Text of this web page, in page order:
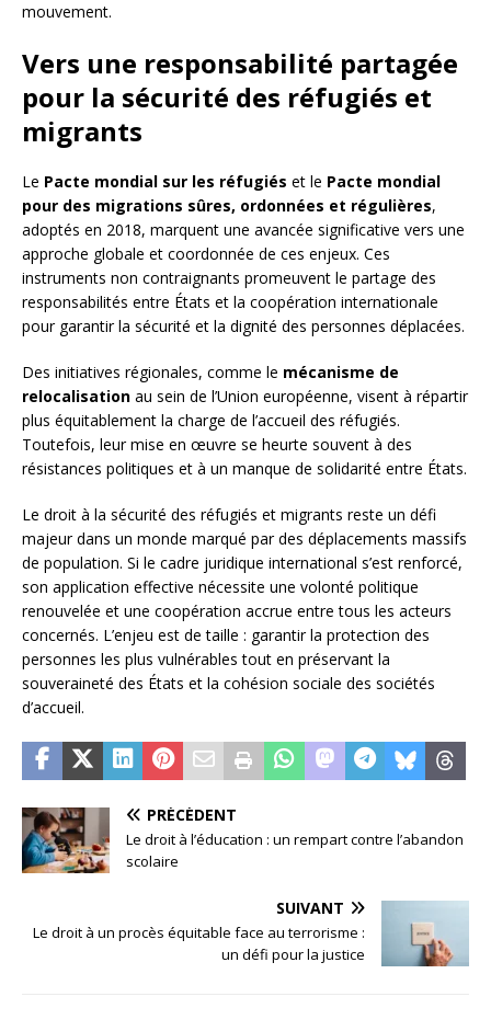
mouvement.
Vers une responsabilité partagée
pour la sécurité des réfugiés et
migrants
Le Pacte mondial sur les réfugiés et le Pacte mondial
pour des migrations sûres, ordonnées et régulières,
adoptés en 2018, marquent une avancée significative vers une
approche globale et coordonnée de ces enjeux. Ces
instruments non contraignants promeuvent le partage des
responsabilités entre États et la coopération internationale
pour garantir la sécurité et la dignité des personnes déplacées.
Des initiatives régionales, comme le mécanisme de
relocalisation au sein de l’Union européenne, visent à répartir
plus équitablement la charge de l’accueil des réfugiés.
Toutefois, leur mise en œuvre se heurte souvent à des
résistances politiques et à un manque de solidarité entre États.
Le droit à la sécurité des réfugiés et migrants reste un défi
majeur dans un monde marqué par des déplacements massifs
de population. Si le cadre juridique international s’est renforcé,
son application effective nécessite une volonté politique
renouvelée et une coopération accrue entre tous les acteurs
concernés. L’enjeu est de taille : garantir la protection des
personnes les plus vulnérables tout en préservant la
souveraineté des États et la cohésion sociale des sociétés
d’accueil.
PRÉCÉDENT
Le droit à l’éducation : un rempart contre l’abandon
scolaire
SUIVANT
Le droit à un procès équitable face au terrorisme :
un défi pour la justice